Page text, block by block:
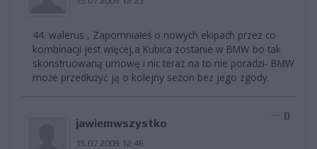
44. walerus , Zapomniałeś o nowych ekipach przez co
kombinacji jest więcej,a Kubica zostanie w BMW bo tak
skonstruowaną umowę i nic teraz na to nie poradzi- BMW
może przedłużyć ją o kolejny sezon bez jego zgody.
jawiemwszystko
15.07.2009 12:46
0